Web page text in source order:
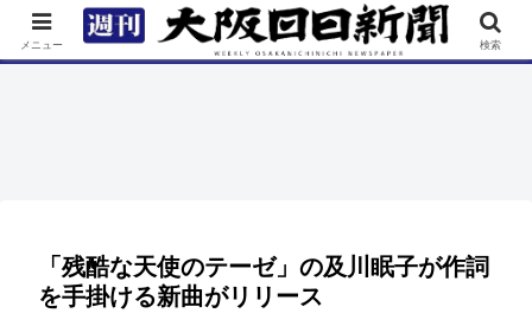
TOP 特集 ニュース 連載 街ネタ イベント
「残酷な天使のテーゼ」の及川眠子が作詞
を手掛ける新曲がリリース
メニュー 検索